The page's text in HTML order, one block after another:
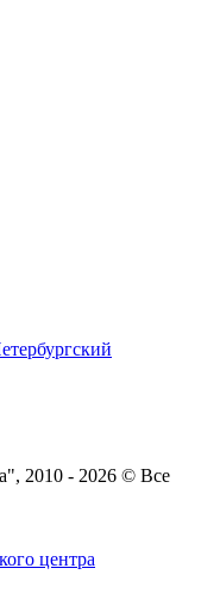
2010 - 2026 © Все
центра